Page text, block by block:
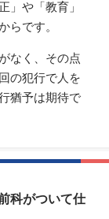
」や「教育」
らです。
なく、その点
の犯行で人を
猶予は期待で
科がついて仕